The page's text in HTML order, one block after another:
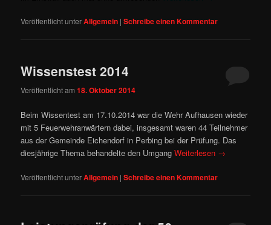
Veröffentlicht unterAllgemein |Schreibe einen Kommentar
Wissenstest 2014
Veröffentlicht am18. Oktober 2014
Beim Wissentest am 17.10.2014 war die Wehr Aufhausen wieder
mit 5 Feuerwehranwärtern dabei, insgesamt waren 44 Teilnehmer
aus der Gemeinde Eichendorf in Perbing bei der Prüfung. Das
diesjährige Thema behandelte den UmgangWeiterlesen →
Veröffentlicht unterAllgemein |Schreibe einen Kommentar